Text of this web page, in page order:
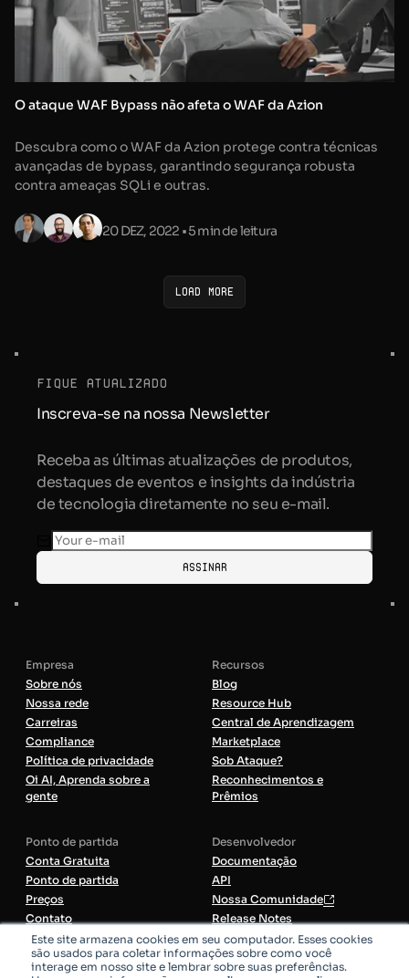
Este site armazena cookies em seu computador. Esses cookies
são usados para coletar informações sobre como você
interage em nosso site e lembrar sobre suas preferências.
O ataque WAF Bypass não afeta o WAF da Azion
Descubra como o WAF da Azion protege contra técnicas
avançadas de bypass, garantindo segurança robusta
contra ameaças SQLi e outras.
20 DEZ, 2022 • 5 min de leitura
Load more
fique atualizado
Inscreva-se na nossa Newsletter
Receba as últimas atualizações de produtos,
destaques de eventos e insights da indústria
de tecnologia diretamente no seu e-mail.
Assinar
Empresa
Sobre nós
Nossa rede
Carreiras
Compliance
Política de privacidade
Oi AI, Aprenda sobre a
gente
Recursos
Blog
Resource Hub
Central de Aprendizagem
Marketplace
Sob Ataque?
Reconhecimentos e
Prêmios
Ponto de partida
Conta Gratuita
Ponto de partida
Preços
Contato
Serviços Profissionais
Desenvolvedor
Documentação
API
Nossa Comunidade
Release Notes